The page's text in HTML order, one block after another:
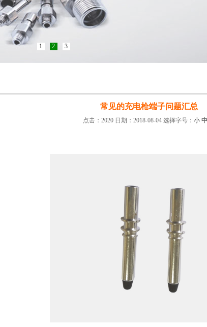
1 2 3
常见的充电枪端子问题汇总
点击：2020 日期：2018-08-04 选择字号： 小 中